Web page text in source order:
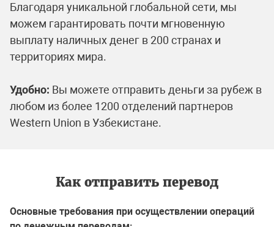
Благодаря уникальной глобальной сети, мы
можем гарантировать почти мгновенную
выплату наличных денег в 200 странах и
территориях мира.
Удобно: Вы можете отправить деньги за рубеж в
любом из более 1200 отделений партнеров
Western Union в Узбекистане.
Как отправить перевод
Основные требования при осуществлении операций